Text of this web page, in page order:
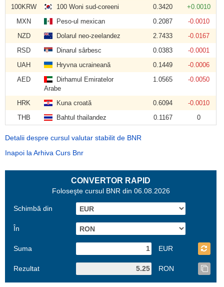
100KRW
100 Woni sud-coreeni 0.3420
+0.0010
MXN
Peso-ul mexican 0.2087
-0.0010
NZD
Dolarul neo-zeelandez 2.7433
-0.0167
RSD
Dinarul sârbesc 0.0383
-0.0001
UAH
Hryvna ucraineană 0.1449
-0.0006
AED
Dirhamul Emiratelor
Arabe
1.0565 -0.0050
HRK Kuna croată 0.6094
-0.0010
THB
Bahtul thailandez 0.1167 0
Detalii despre cursul valutar stabilit de BNR
Inapoi la Arhiva Curs Bnr
CONVERTOR RAPID
Foloseşte cursul BNR din 06.08.2026
Schimbă din
În
Suma EUR
Rezultat RON